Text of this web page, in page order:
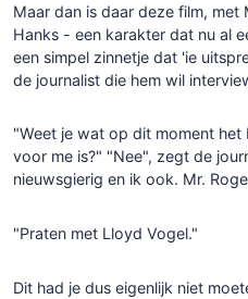
Maar dan is daar deze film,
Hanks - een karakter dat nu al
een simpel zinnetje dat 'ie
de journalist die hem wil
"Weet je wat op dit moment
voor me is?" "Nee", zegt de
nieuwsgierig en ik ook. Mr.
"Praten met Lloyd Vogel."
Dit had je dus eigenlijk niet